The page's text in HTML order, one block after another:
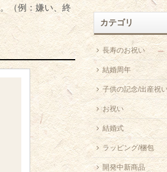
（例：嫌い、終
カテゴリ
長寿のお祝い
結婚周年
子供の記念/出産祝
お祝い
結婚式
ラッピング/梱包
開発中新商品